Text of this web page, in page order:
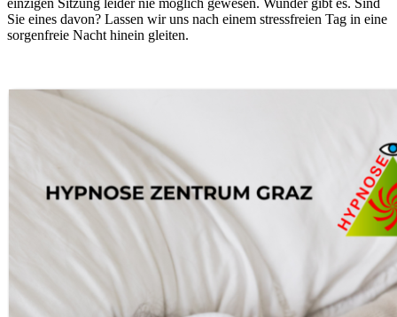
Sie eines davon? Lassen wir uns nach einem stressfreien Tag in eine
sorgenfreie Nacht hinein gleiten.